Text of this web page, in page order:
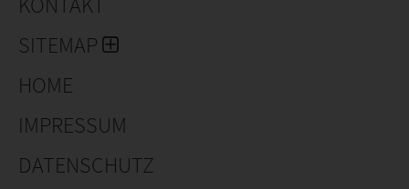
SITEMAP
HOME
IMPRESSUM
DATENSCHUTZ